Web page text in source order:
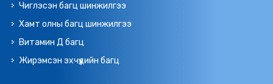
Чиглэсэн багц шинжилгээ
Хамт олны багц шинжилгээ
Витамин Д багц
Жирэмсэн эхчүүдийн багц